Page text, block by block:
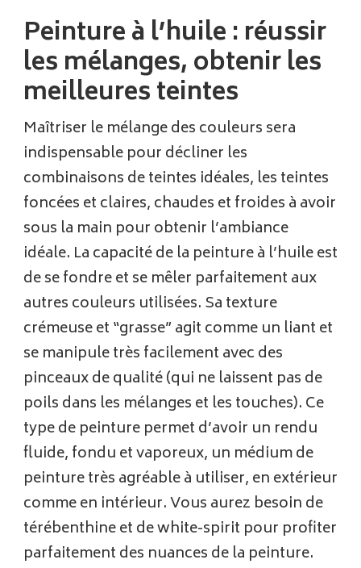
Peinture à l’huile : réussir
les mélanges, obtenir les
meilleures teintes
Maîtriser le mélange des couleurs sera
indispensable pour décliner les
combinaisons de teintes idéales, les teintes
foncées et claires, chaudes et froides à avoir
sous la main pour obtenir l’ambiance
idéale. La capacité de la peinture à l’huile est
de se fondre et se mêler parfaitement aux
autres couleurs utilisées. Sa texture
crémeuse et “grasse” agit comme un liant et
se manipule très facilement avec des
pinceaux de qualité (qui ne laissent pas de
poils dans les mélanges et les touches). Ce
type de peinture permet d’avoir un rendu
fluide, fondu et vaporeux, un médium de
peinture très agréable à utiliser, en extérieur
comme en intérieur. Vous aurez besoin de
térébenthine et de white-spirit pour profiter
parfaitement des nuances de la peinture.